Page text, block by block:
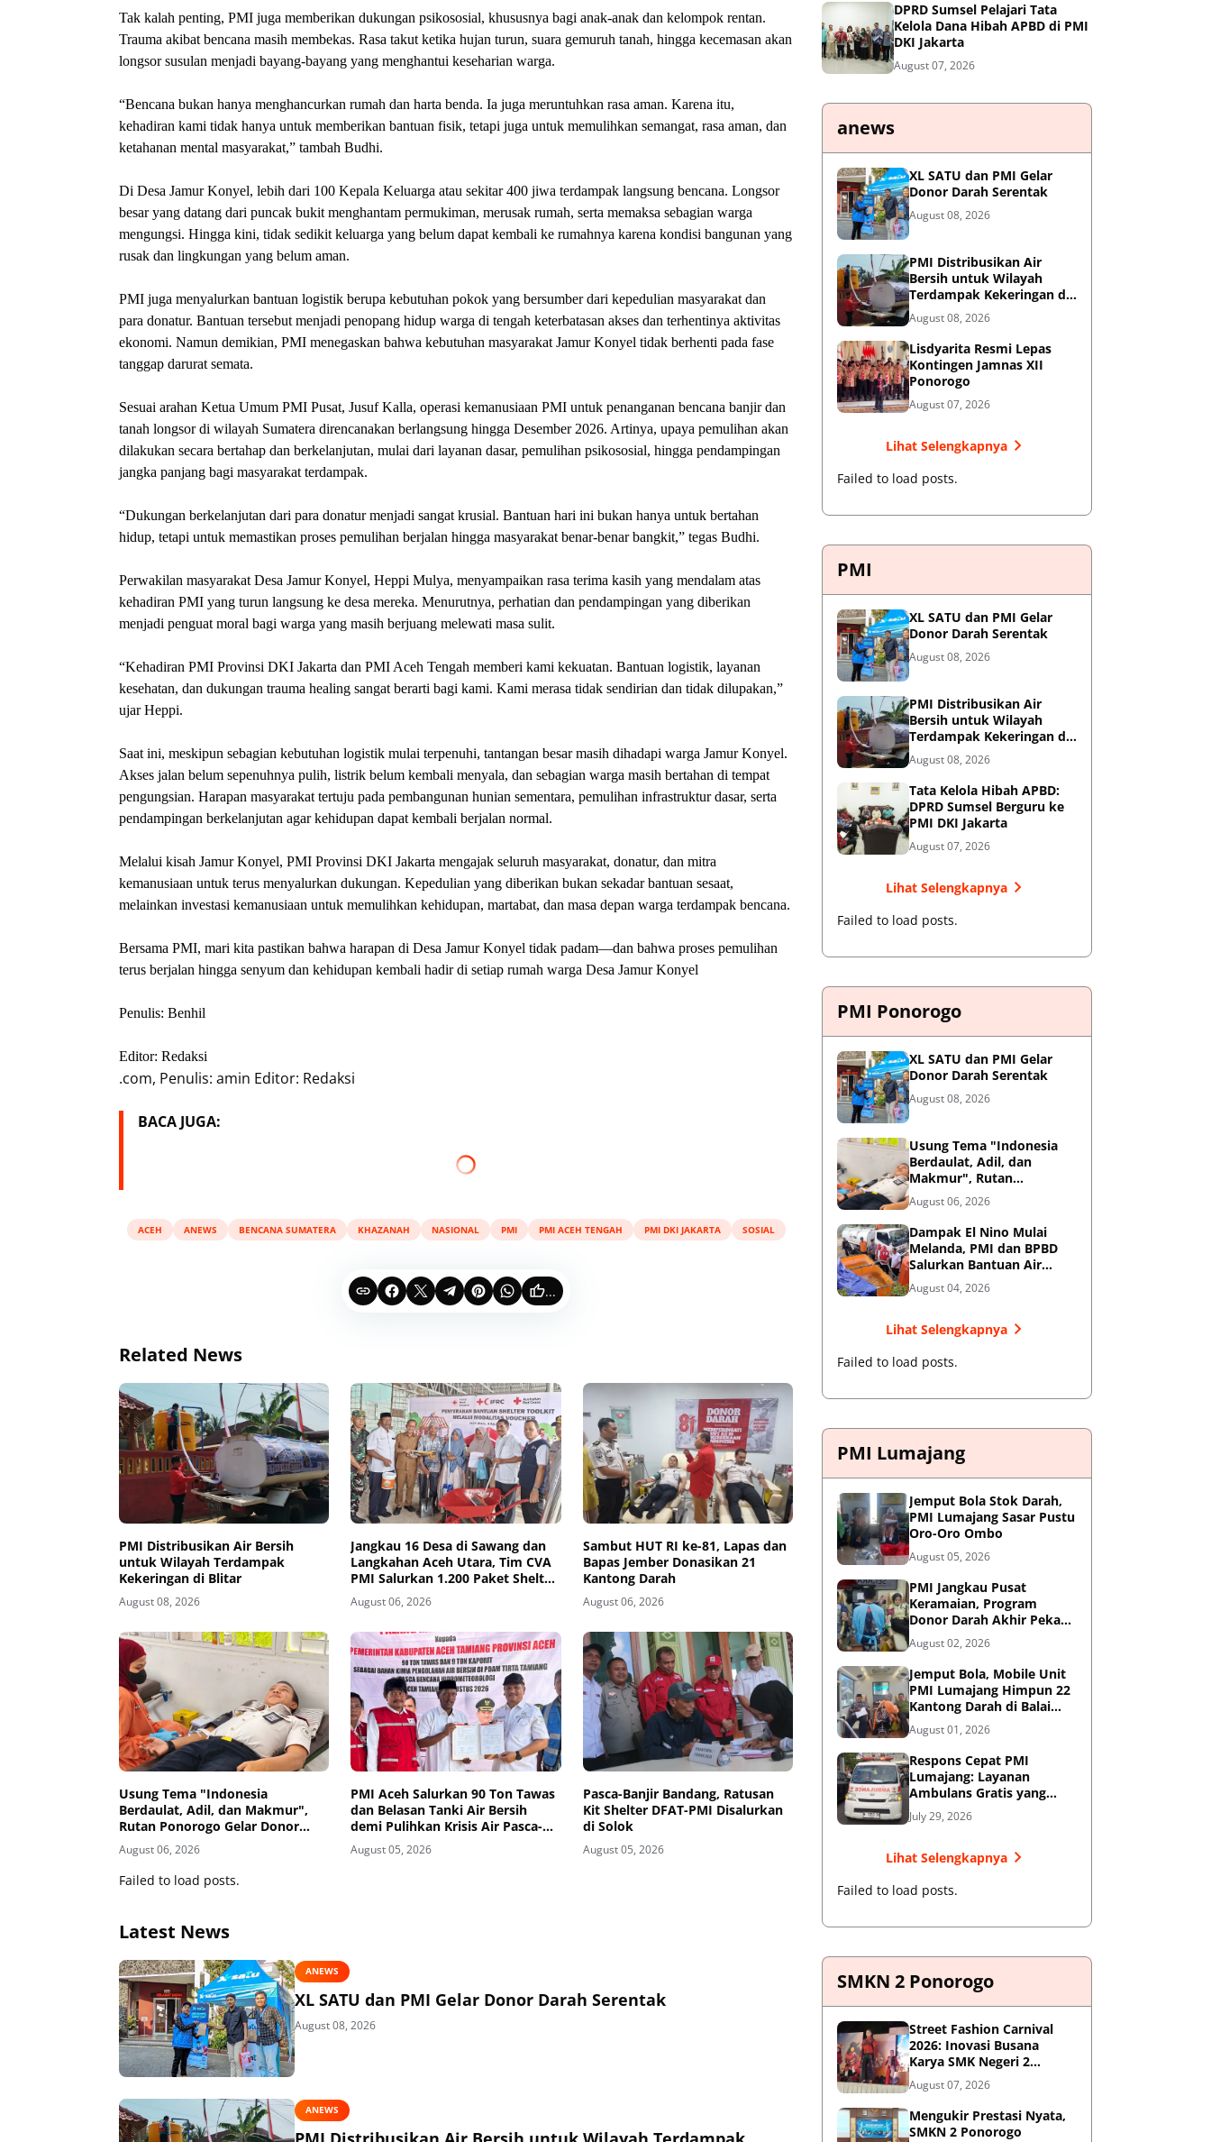
Tak kalah penting, PMI juga memberikan dukungan psikososial, khususnya bagi anak-anak dan kelompok rentan.
Trauma akibat bencana masih membekas. Rasa takut ketika hujan turun, suara gemuruh tanah, hingga kecemasan akan
longsor susulan menjadi bayang-bayang yang menghantui keseharian warga.
“Bencana bukan hanya menghancurkan rumah dan harta benda. Ia juga meruntuhkan rasa aman. Karena itu,
kehadiran kami tidak hanya untuk memberikan bantuan fisik, tetapi juga untuk memulihkan semangat, rasa aman, dan
ketahanan mental masyarakat,” tambah Budhi.
Di Desa Jamur Konyel, lebih dari 100 Kepala Keluarga atau sekitar 400 jiwa terdampak langsung bencana. Longsor
besar yang datang dari puncak bukit menghantam permukiman, merusak rumah, serta memaksa sebagian warga
mengungsi. Hingga kini, tidak sedikit keluarga yang belum dapat kembali ke rumahnya karena kondisi bangunan yang
rusak dan lingkungan yang belum aman.
PMI juga menyalurkan bantuan logistik berupa kebutuhan pokok yang bersumber dari kepedulian masyarakat dan
para donatur. Bantuan tersebut menjadi penopang hidup warga di tengah keterbatasan akses dan terhentinya aktivitas
ekonomi. Namun demikian, PMI menegaskan bahwa kebutuhan masyarakat Jamur Konyel tidak berhenti pada fase
tanggap darurat semata.
Sesuai arahan Ketua Umum PMI Pusat, Jusuf Kalla, operasi kemanusiaan PMI untuk penanganan bencana banjir dan
tanah longsor di wilayah Sumatera direncanakan berlangsung hingga Desember 2026. Artinya, upaya pemulihan akan
dilakukan secara bertahap dan berkelanjutan, mulai dari layanan dasar, pemulihan psikososial, hingga pendampingan
jangka panjang bagi masyarakat terdampak.
“Dukungan berkelanjutan dari para donatur menjadi sangat krusial. Bantuan hari ini bukan hanya untuk bertahan
hidup, tetapi untuk memastikan proses pemulihan berjalan hingga masyarakat benar-benar bangkit,” tegas Budhi.
Perwakilan masyarakat Desa Jamur Konyel, Heppi Mulya, menyampaikan rasa terima kasih yang mendalam atas
kehadiran PMI yang turun langsung ke desa mereka. Menurutnya, perhatian dan pendampingan yang diberikan
menjadi penguat moral bagi warga yang masih berjuang melewati masa sulit.
“Kehadiran PMI Provinsi DKI Jakarta dan PMI Aceh Tengah memberi kami kekuatan. Bantuan logistik, layanan
kesehatan, dan dukungan trauma healing sangat berarti bagi kami. Kami merasa tidak sendirian dan tidak dilupakan,”
ujar Heppi.
Saat ini, meskipun sebagian kebutuhan logistik mulai terpenuhi, tantangan besar masih dihadapi warga Jamur Konyel.
Akses jalan belum sepenuhnya pulih, listrik belum kembali menyala, dan sebagian warga masih bertahan di tempat
pengungsian. Harapan masyarakat tertuju pada pembangunan hunian sementara, pemulihan infrastruktur dasar, serta
pendampingan berkelanjutan agar kehidupan dapat kembali berjalan normal.
Melalui kisah Jamur Konyel, PMI Provinsi DKI Jakarta mengajak seluruh masyarakat, donatur, dan mitra
kemanusiaan untuk terus menyalurkan dukungan. Kepedulian yang diberikan bukan sekadar bantuan sesaat,
melainkan investasi kemanusiaan untuk memulihkan kehidupan, martabat, dan masa depan warga terdampak bencana.
Bersama PMI, mari kita pastikan bahwa harapan di Desa Jamur Konyel tidak padam—dan bahwa proses pemulihan
terus berjalan hingga senyum dan kehidupan kembali hadir di setiap rumah warga Desa Jamur Konyel
Penulis: Benhil
Editor: Redaksi
.com, Penulis: amin Editor: Redaksi
BACA JUGA:
ACEH ANEWS BENCANA SUMATERA KHAZANAH NASIONAL PMI PMI ACEH TENGAH PMI DKI JAKARTA SOSIAL
...
Related News
PMI Distribusikan Air Bersih
untuk Wilayah Terdampak
Kekeringan di Blitar
August 08, 2026
Jangkau 16 Desa di Sawang dan
Langkahan Aceh Utara, Tim CVA
PMI Salurkan 1.200 Paket Shelter
Toolkit
August 06, 2026
Sambut HUT RI ke-81, Lapas dan
Bapas Jember Donasikan 21
Kantong Darah
August 06, 2026
Usung Tema "Indonesia
Berdaulat, Adil, dan Makmur",
Rutan Ponorogo Gelar Donor
Darah Kemanusiaan Sambut HUT
RI ke-81
August 06, 2026
PMI Aceh Salurkan 90 Ton Tawas
dan Belasan Tanki Air Bersih
demi Pulihkan Krisis Air Pasca-
Banjir di Aceh Tamiang
August 05, 2026
Pasca-Banjir Bandang, Ratusan
Kit Shelter DFAT-PMI Disalurkan
di Solok
August 05, 2026
Failed to load posts.
Latest News
ANEWS
XL SATU dan PMI Gelar Donor Darah Serentak
August 08, 2026
ANEWS
DPRD Sumsel Pelajari Tata
Kelola Dana Hibah APBD di PMI
DKI Jakarta
August 07, 2026
anews
XL SATU dan PMI Gelar
Donor Darah Serentak
August 08, 2026
PMI Distribusikan Air
Bersih untuk Wilayah
Terdampak Kekeringan di
Blitar
August 08, 2026
Lisdyarita Resmi Lepas
Kontingen Jamnas XII
Ponorogo
August 07, 2026
Lihat Selengkapnya
Failed to load posts.
PMI
XL SATU dan PMI Gelar
Donor Darah Serentak
August 08, 2026
PMI Distribusikan Air
Bersih untuk Wilayah
Terdampak Kekeringan di
Blitar
August 08, 2026
Tata Kelola Hibah APBD:
DPRD Sumsel Berguru ke
PMI DKI Jakarta
August 07, 2026
Lihat Selengkapnya
Failed to load posts.
PMI Ponorogo
XL SATU dan PMI Gelar
Donor Darah Serentak
August 08, 2026
Usung Tema "Indonesia
Berdaulat, Adil, dan
Makmur", Rutan
Ponorogo Gelar Donor
Darah Kemanusiaan
Sambut HUT RI ke-81
August 06, 2026
Dampak El Nino Mulai
Melanda, PMI dan BPBD
Salurkan Bantuan Air
Bersih ke Desa Terdampak
di Ponorogo
August 04, 2026
Lihat Selengkapnya
Failed to load posts.
PMI Lumajang
Jemput Bola Stok Darah,
PMI Lumajang Sasar Pustu
Oro-Oro Ombo
August 05, 2026
PMI Jangkau Pusat
Keramaian, Program
Donor Darah Akhir Pekan
di GM Plaza Lumajang
Disambut Antusias
August 02, 2026
Jemput Bola, Mobile Unit
PMI Lumajang Himpun 22
Kantong Darah di Balai
Desa Jatirejo Kunir
August 01, 2026
Respons Cepat PMI
Lumajang: Layanan
Ambulans Gratis yang
Wajib Diketahui Warga
July 29, 2026
Lihat Selengkapnya
Failed to load posts.
SMKN 2 Ponorogo
Street Fashion Carnival
2026: Inovasi Busana
Karya SMK Negeri 2
Ponorogo
August 07, 2026
Mengukir Prestasi Nyata,
SMKN 2 Ponorogo